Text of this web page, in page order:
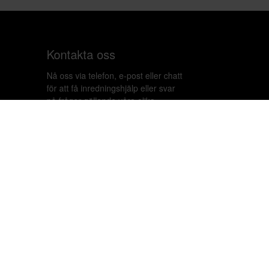
Kontakta oss
Nå oss via telefon, e-post eller chatt
för att få inredningshjälp eller svar
på frågor gällande våra olika